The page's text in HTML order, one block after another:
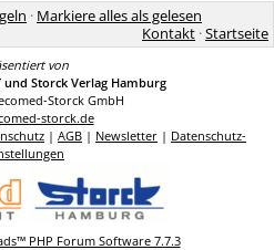
· Markiere alles als gelesen
Kontakt ·Startseite
von
und Storck Verlag Hamburg
Storck GmbH
storck.de
| AGB | Newsletter | Datenschutz-
PHP Forum Software 7.7.3